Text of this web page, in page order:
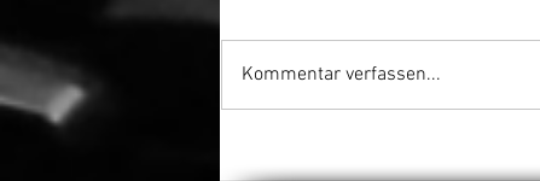
die alte Clique: Dreharbeiten
Kommentar verfassen...